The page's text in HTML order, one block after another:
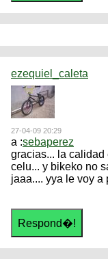
ezequiel_caleta
27-04-09 20:29
a :sebaperez
gracias... la calidad
celu... y bikeko no
jaaa.... yya le voy